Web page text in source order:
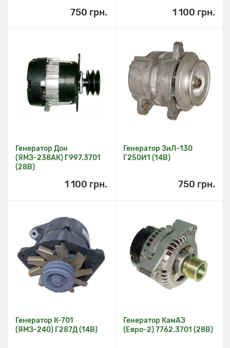
750 грн. 1 100 грн.
Генератор Дон
(ЯМЗ-238АК) Г997.3701
(28В)
1 100 грн.
Генератор ЗиЛ-130
Г250И1 (14В)
750 грн.
Генератор К-701
(ЯМЗ-240) Г287Д (14В)
Генератор КамАЗ
(Евро-2) 7762.3701 (28В)